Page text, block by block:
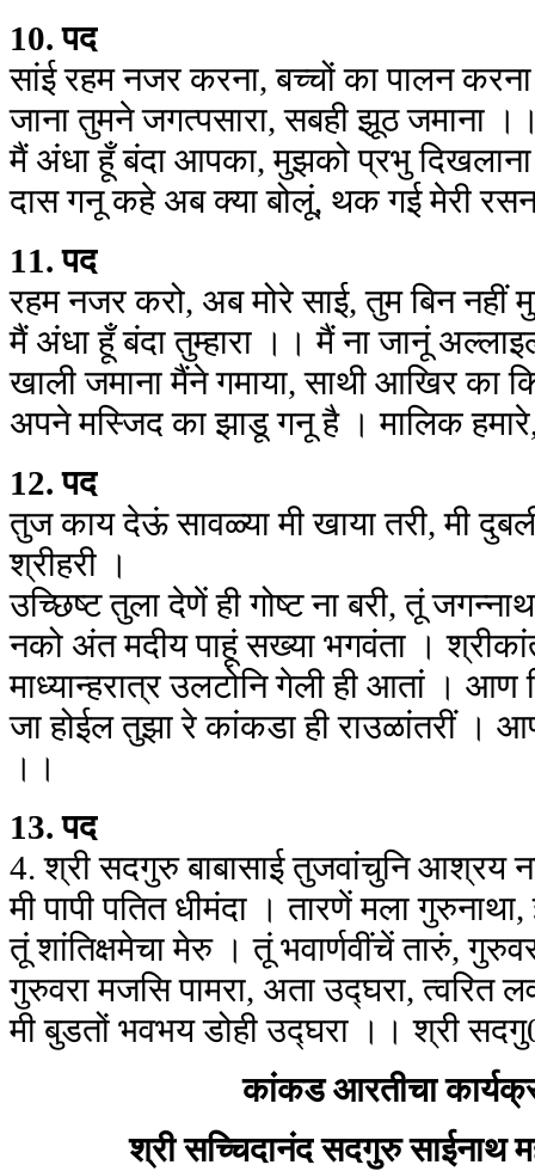
10. पद
सांई रहम नजर करना, बच्चों का पालन
जाना तुमने जगत्पसारा, सबही झूठ जमाना
मैं अंधा हूँ बंदा आपका, मुझको प्रभु
दास गनू कहे अब क्या बोलूं, थक गई मेरी
11. पद
रहम नजर करो, अब मोरे साई, तुम बिन
मैं अंधा हूँ बंदा तुम्हारा ।। मैं ना जानूं
खाली जमाना मैंने गमाया, साथी आखिर का
अपने मस्जिद का झाडू गनू है । मालिक
12. पद
तुज काय देऊं सावळ्या मी खाया तरी, मी
श्रीहरी ।
उच्छिष्ट तुला देणें ही गोष्ट ना बरी, तूं
नको अंत मदीय पाहूं सख्या भगवंता ।
माध्यान्हरात्र उलटोनि गेली ही आतां । आण
जा होईल तुझा रे कांकडा ही राउळांतरीं ।
।।
13. पद
4. श्री सदगुरु बाबासाई तुजवांचुनि आश्रय
मी पापी पतित धीमंदा । तारणें मला
तूं शांतिक्षमेचा मेरु । तूं भवार्णवींचें तारुं,
गुरुवरा मजसि पामरा, अता उद्घरा, त्वरित
मी बुडतों भवभय डोही उद्घरा ।। श्री
कांकड आरतीचा
श्री सच्चिदानंद सदगुरु साईनाथ